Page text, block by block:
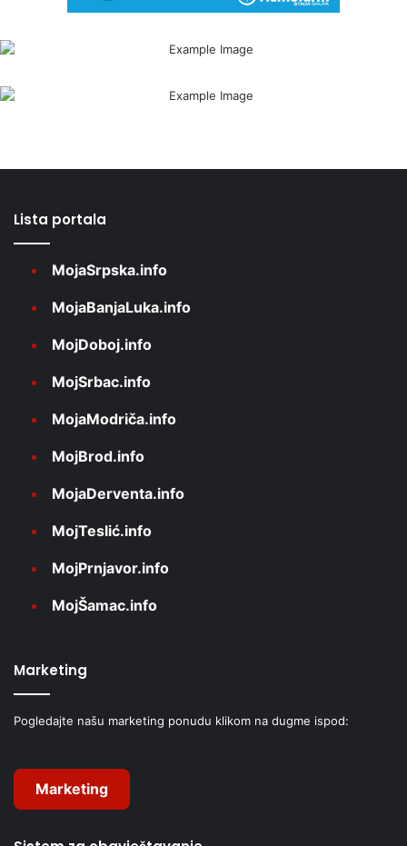
Lista portala
MojaSrpska.info
MojaBanjaLuka.info
MojDoboj.info
MojSrbac.info
MojaModriča.info
MojBrod.info
MojaDerventa.info
MojTeslić.info
MojPrnjavor.info
MojŠamac.info
Marketing
Pogledajte našu marketing ponudu klikom na dugme ispod:
Marketing